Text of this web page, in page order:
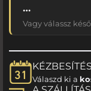
…
Vagy válassz
Válaszd ki a